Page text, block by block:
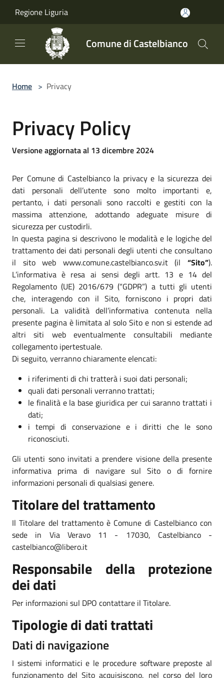
Regione Liguria
Comune di Castelbianco
Home > Privacy
Privacy Policy
Versione aggiornata al 13 dicembre 2024
Per Comune di Castelbianco la privacy e la sicurezza dei
dati personali dell’utente sono molto importanti e,
pertanto, i dati personali sono raccolti e gestiti con la
massima attenzione, adottando adeguate misure di
sicurezza per custodirli.
In questa pagina si descrivono le modalità e le logiche del
trattamento dei dati personali degli utenti che consultano
il sito web www.comune.castelbianco.sv.it (il “Sito”).
L’informativa è resa ai sensi degli artt. 13 e 14 del
Regolamento (UE) 2016/679 (“GDPR”) a tutti gli utenti
che, interagendo con il Sito, forniscono i propri dati
personali. La validità dell’informativa contenuta nella
presente pagina è limitata al solo Sito e non si estende ad
altri siti web eventualmente consultabili mediante
collegamento ipertestuale.
Di seguito, verranno chiaramente elencati:
i riferimenti di chi tratterà i suoi dati personali;
quali dati personali verranno trattati;
le finalità e la base giuridica per cui saranno trattati i
dati;
i tempi di conservazione e i diritti che le sono
riconosciuti.
Gli utenti sono invitati a prendere visione della presente
informativa prima di navigare sul Sito o di fornire
informazioni personali di qualsiasi genere.
Titolare del trattamento
Il Titolare del trattamento è Comune di Castelbianco con
sede in Via Veravo 11 - 17030, Castelbianco -
castelbianco@libero.it
Responsabile della protezione
dei dati
Per informazioni sul DPO contattare il Titolare.
Tipologie di dati trattati
Dati di navigazione
I sistemi informatici e le procedure software preposte al
funzionamento del Sito acquisiscono, nel corso del loro